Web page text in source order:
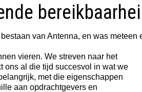
van Antenna, en was
vieren. We streven naar het
ons al die tijd succesvol in wat we
met die eigenschappen
aan opdrachtgevers en